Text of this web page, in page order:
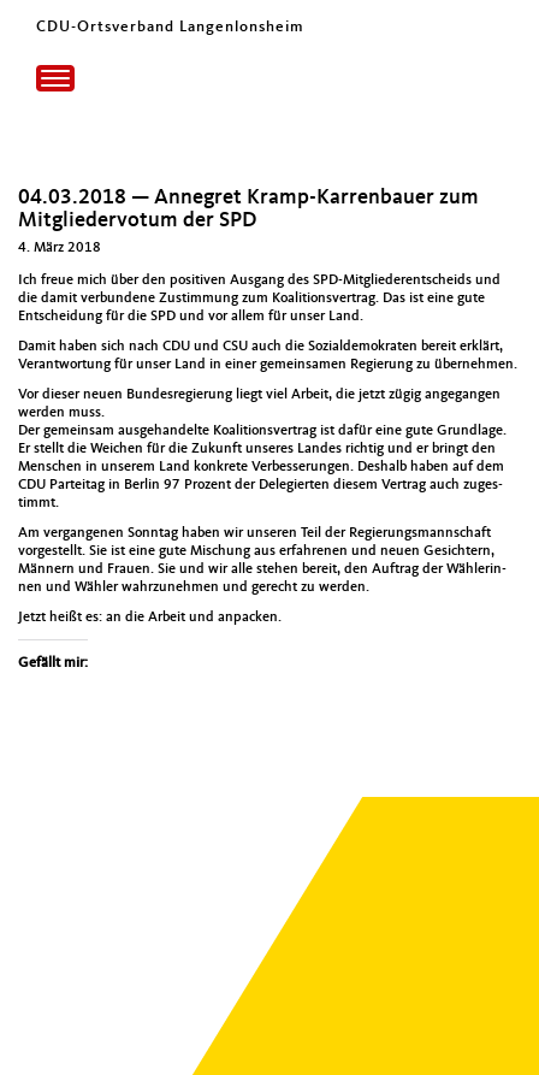
CDU-Ortsverband Langenlonsheim
Toggle
navigation
04.03.2018 — Annegret Kramp-Karrenbauer zum
Mitgliedervotum der SPD
4. März 2018
Ich freue mich über den pos­i­tiv­en Aus­gang des SPD-Mit­glieder­entschei­ds und
die damit ver­bun­dene Zus­tim­mung zum Koali­tionsver­trag. Das ist eine gute
Entschei­dung für die SPD und vor allem für unser Land.
Damit haben sich nach CDU und CSU auch die Sozialdemokrat­en bere­it erk­lärt,
Ver­ant­wor­tung für unser Land in ein­er gemein­samen Regierung zu übernehmen.
Vor dieser neuen Bun­desregierung liegt viel Arbeit, die jet­zt zügig ange­gan­gen
wer­den muss.
Der gemein­sam aus­ge­han­delte Koali­tionsver­trag ist dafür eine gute Grund­lage.
Er stellt die Weichen für die Zukun­ft unseres Lan­des richtig und er bringt den
Men­schen in unserem Land konkrete Verbesserun­gen. Deshalb haben auf dem
CDU Parteitag in Berlin 97 Prozent der Delegierten diesem Ver­trag auch zuges­
timmt.
Am ver­gan­genen Son­ntag haben wir unseren Teil der Regierungs­man­nschaft
vorgestellt. Sie ist eine gute Mis­chung aus erfahre­nen und neuen Gesichtern,
Män­nern und Frauen. Sie und wir alle ste­hen bere­it, den Auf­trag der Wäh­lerin­
nen und Wäh­ler wahrzunehmen und gerecht zu wer­den.
Jet­zt heißt es: an die Arbeit und anpack­en.
Gefällt mir: